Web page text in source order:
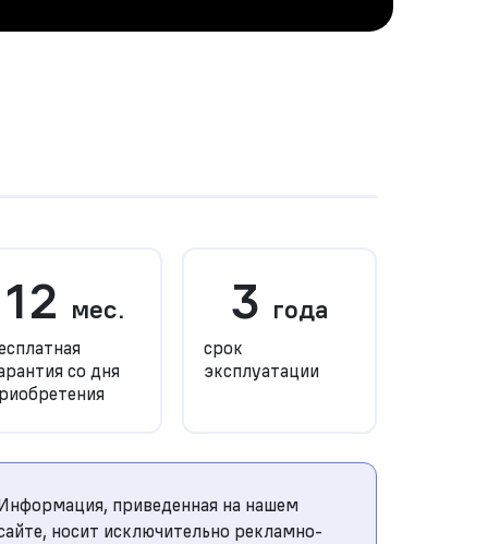
12 мес.
со дня
3 года
срок
эксплуатации
приведенная на нашем
носит исключительно рекламно-